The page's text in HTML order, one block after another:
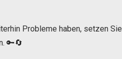
Probleme haben, setzen Sie
🔑🔄